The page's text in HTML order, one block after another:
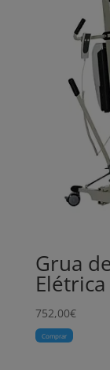
Grua
Elétrica
752,00€
Comprar